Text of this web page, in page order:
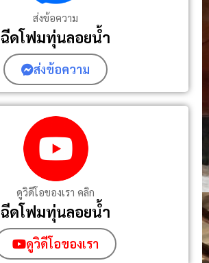
ส่งข้อความ
ฉีดโฟมทุ่นลอยน้ำ
ส่งข้อความ
ดูวิดีโอของเรา คลิก
ฉีดโฟมทุ่นลอยน้ํา
ดูวิดีโอของเรา